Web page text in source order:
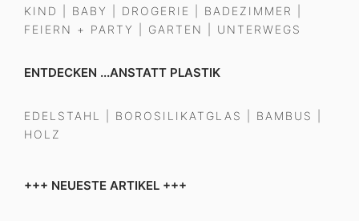
KIND
BABY DROGERIE BADEZIMMER
FEIERN + PARTY
GARTEN UNTERWEGS
ENTDECKEN ...ANSTATT PLASTIK
EDELSTAHL BOROSILIKATGLAS BAMBUS
HOLZ
+++ NEUESTE ARTIKEL +++